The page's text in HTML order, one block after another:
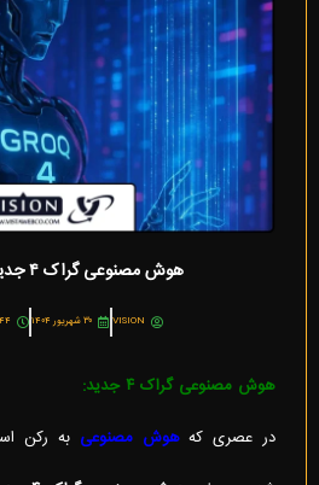
هوش مصنوعی گراک ۴ جدید معرفی شد
VISION ۳۰ شهریور ۱۴۰۴
هوش مصنوعی گراک ۴ جدید:
در عصری کههوش مصنوعی به رکن